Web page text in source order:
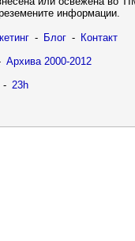
информации.
- Блог - Контакт
Архива 2000-2012
- 23h